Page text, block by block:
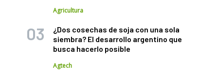
Agricultura
¿Dos cosechas de soja con una sola
siembra? El desarrollo argentino que
busca hacerlo posible
Agtech